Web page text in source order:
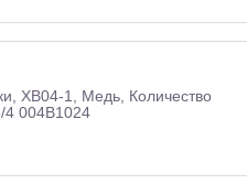
XB04-1, Медь, Количество
4 004B1024